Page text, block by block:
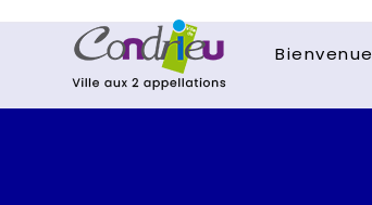
Bienvenue